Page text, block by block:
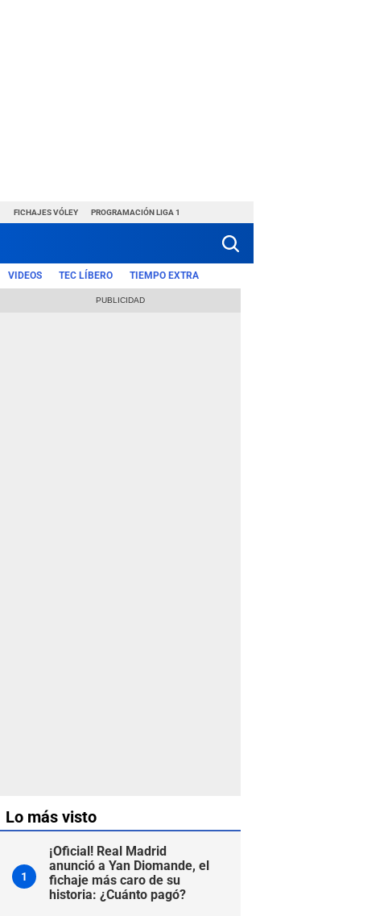
FICHAJES VÓLEY PROGRAMACIÓN LIGA 1
VIDEOS TEC LÍBERO TIEMPO EXTRA
Lo más visto
1
¡Oficial! Real Madrid
anunció a Yan Diomande, el
fichaje más caro de su
historia: ¿Cuánto pagó?